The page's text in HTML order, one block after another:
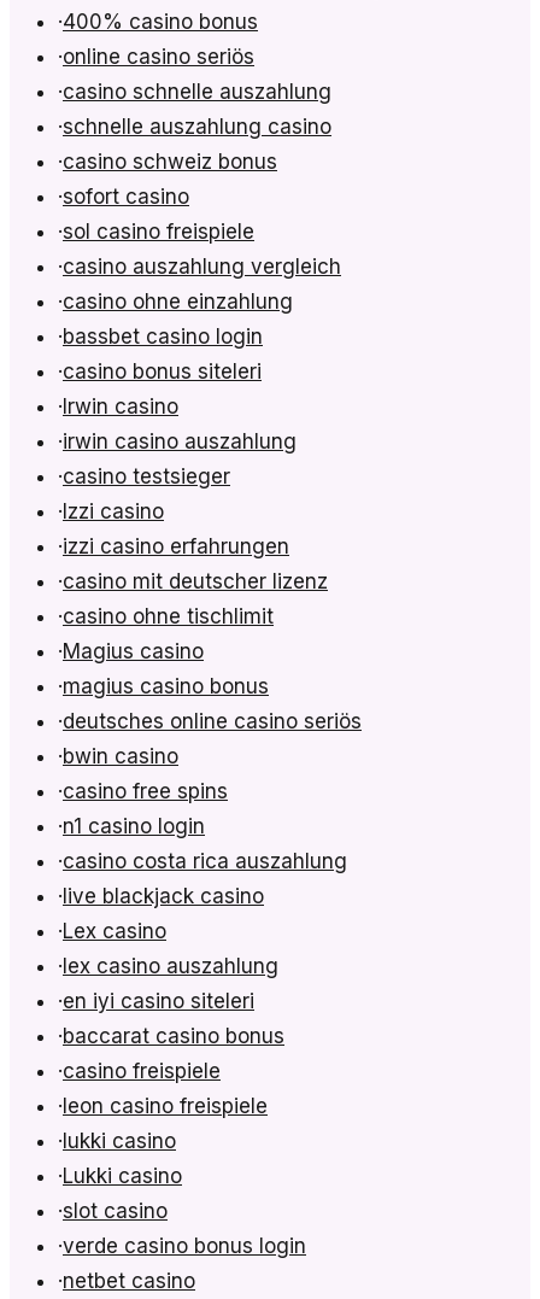
·400% casino bonus
·online casino seriös
·casino schnelle auszahlung
·schnelle auszahlung casino
·casino schweiz bonus
·sofort casino
·sol casino freispiele
·casino auszahlung vergleich
·casino ohne einzahlung
·bassbet casino login
·casino bonus siteleri
·Irwin casino
·irwin casino auszahlung
·casino testsieger
·Izzi casino
·izzi casino erfahrungen
·casino mit deutscher lizenz
·casino ohne tischlimit
·Magius casino
·magius casino bonus
·deutsches online casino seriös
·bwin casino
·casino free spins
·n1 casino login
·casino costa rica auszahlung
·live blackjack casino
·Lex casino
·lex casino auszahlung
·en iyi casino siteleri
·baccarat casino bonus
·casino freispiele
·leon casino freispiele
·lukki casino
·Lukki casino
·slot casino
·verde casino bonus login
·netbet casino